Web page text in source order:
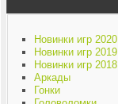
Новинки игр 2020
Новинки игр 2019
Новинки игр 2018
Аркады
Гонки